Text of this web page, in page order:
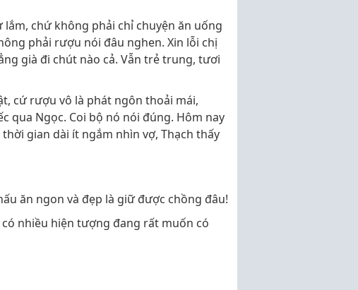
chứ không phải chỉ chuyện ăn uống
phải rượu nói đâu nghen. Xin lỗi chị
già đi chút nào cả. Vẫn trẻ trung, tươi
cứ rượu vô là phát ngôn thoải mái,
qua Ngọc. Coi bộ nó nói đúng. Hôm nay
gian dài ít ngắm nhìn vợ, Thạch thấy
ăn ngon và đẹp là giữ được chồng đâu!
nhiều hiện tượng đang rất muốn có